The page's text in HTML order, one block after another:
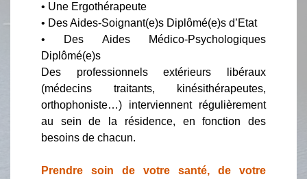
• Une Ergothérapeute
• Des Aides-Soignant(e)s Diplômé(e)s d’Etat
• Des Aides Médico-Psychologiques
Diplômé(e)s
Des professionnels extérieurs libéraux
(médecins traitants, kinésithérapeutes,
orthophoniste…) interviennent régulièrement
au sein de la résidence, en fonction des
besoins de chacun.
Prendre soin de votre santé, de votre